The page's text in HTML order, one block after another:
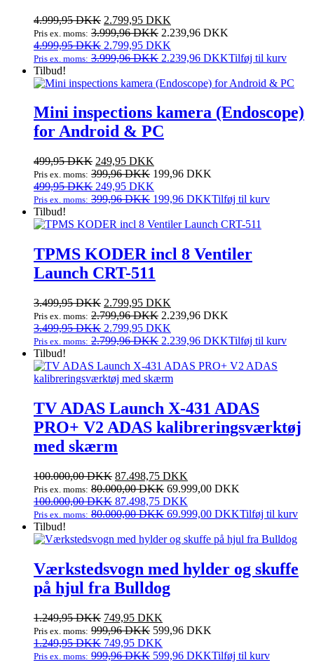
varesiden
4.999,95DKK Den
oprindelige
pris
var:
2.799,95 DKK
aktuelle
er:
Pris ex. moms: 3.999,96DKK 2.239,96 DKK
4.999,95DKK Den
oprindelige
var:
2.799,95 DKK
aktuelle
er:
Pris ex. moms: 3.999,96DKK 2.239,96 DKKTilføj til kurv
Tilbud!
Mini inspections kamera (Endoscope)
for Android & PC
499,95DKK Den
oprindelige
pris
var:
249,95 DKK
aktuelle
er:
Pris ex. moms: 399,96DKK 199,96 DKK
499,95DKK Den
oprindelige
var:
249,95 DKK
aktuelle
er:
Pris ex. moms: 399,96DKK 199,96 DKKTilføj til kurv
Tilbud!
TPMS KODER incl 8 Ventiler
Launch CRT-511
3.499,95DKK Den
oprindelige
pris
var:
2.799,95 DKK
aktuelle
er:
Pris ex. moms: 2.799,96DKK 2.239,96 DKK
3.499,95DKK Den
oprindelige
var:
3.499,95 DKK.
2.799,95 DKK
aktuelle
er:
2.799,95 DKK.
Pris ex. moms: 2.799,96DKK 2.239,96 DKKTilføj til kurv
Tilbud!
TV ADAS Launch X-431 ADAS
PRO+ V2 ADAS kalibreringsværktøj
med skærm
100.000,00DKK Den
oprindelige
pris
var:
87.498,75 DKK
aktuelle
er:
Pris ex. moms: 80.000,00DKK 69.999,00 DKK
100.000,00DKK Den
oprindelige
var:
87.498,75 DKK
aktuelle
er:
Pris ex. moms: 80.000,00DKK 69.999,00 DKKTilføj til kurv
Tilbud!
Værkstedsvogn med hylder og skuffe
på hjul fra Bulldog
1.249,95DKK Den
oprindelige
pris
var:
749,95 DKK
aktuelle
er:
Pris ex. moms: 999,96DKK 599,96 DKK
1.249,95DKK Den
oprindelige
749,95 DKK
aktuelle
Pris ex. moms: 999,96DKK 599,96 DKKTilføj til kurv